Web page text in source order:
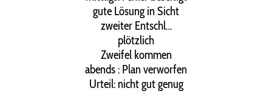
gute Lösung in Sicht
zweiter Entschl…
plötzlich
Zweifel kommen
abends : Plan verworfen
Urteil: nicht gut genug